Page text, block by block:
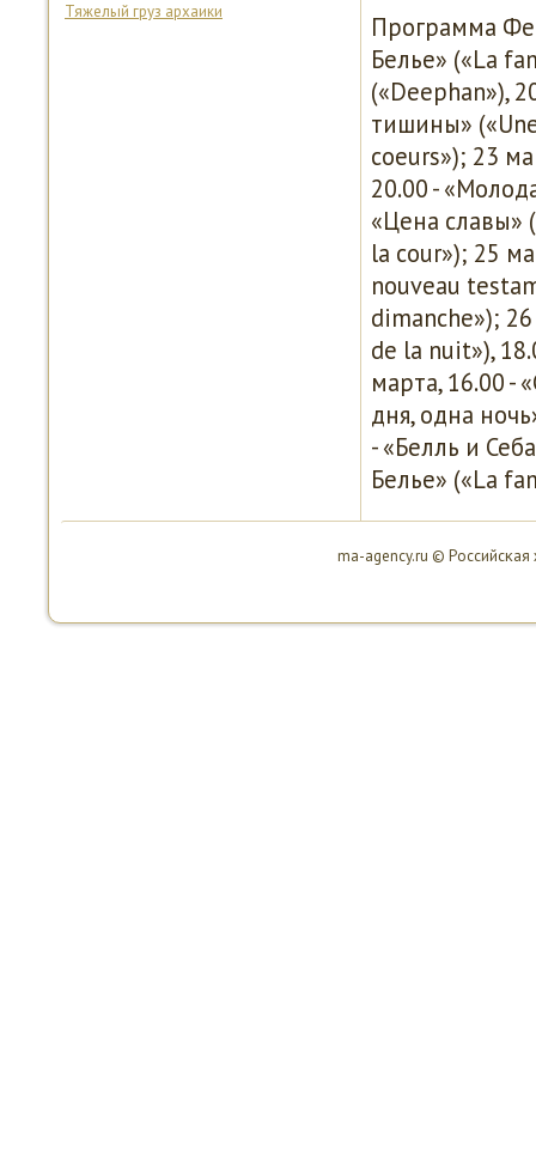
Тяжелый груз архаики
Программа
Белье» («La
(«Deephan»),
тишины»
coeurs»); 23
20.00 -
«Цена славы»
la cour»); 25
nouveau
dimanche»);
de la nuit»),
марта, 16.00 -
дня, одна
- «Белль и
Белье» («La
ma-agency.ru ©